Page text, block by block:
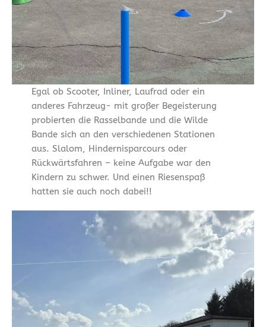
Egal ob Scooter, Inliner, Laufrad oder ein
anderes Fahrzeug- mit großer Begeisterung
probierten die Rasselbande und die Wilde
Bande sich an den verschiedenen Stationen
aus. Slalom, Hindernisparcours oder
Rückwärtsfahren – keine Aufgabe war den
Kindern zu schwer. Und einen Riesenspaß
hatten sie auch noch dabei!!